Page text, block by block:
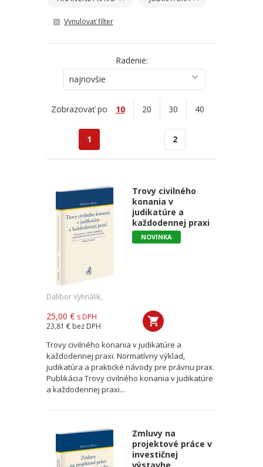
Vynulovať filter
Radenie:
najnovšie
Zobrazovať po 10 20 30 40
1 2
Trovy civilného
konania v
judikatúre a
každodennej praxi
NOVINKA
Dalibor Vyhnálik,
25,00 € s DPH
23,81 € bez DPH
Trovy civilného konania v judikatúre a
každodennej praxi. Normatívny výklad,
judikatúra a praktické návody pre právnu prax.
Publikácia Trovy civilného konania v judikatúre
a každodennej praxi...
Zmluvy na
projektové práce v
investičnej